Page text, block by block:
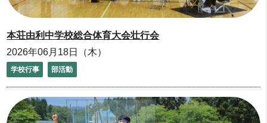
本荘由利中学校総合体育大会壮行会
2026年06月18日（木）
学校行事 部活動